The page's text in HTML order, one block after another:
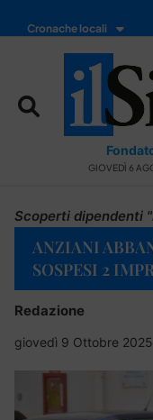
Cronache locali
GIOVEDÌ 6
Scoperti dipendenti
ANZIANI
SOSPESI 2
Redazione
giovedì 9 Ottobre 2025